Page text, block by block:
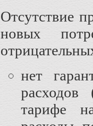
Отсутствие
новых
нет
тарифе